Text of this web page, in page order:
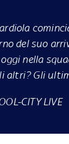
del suo
nella
altri? Gli
CITY LIVE